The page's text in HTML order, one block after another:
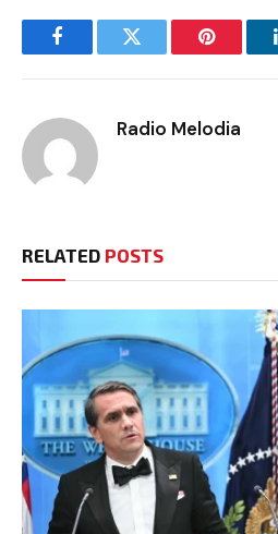
FacebookTwitter Pinterest
Radio Melodia
RELATED POSTS